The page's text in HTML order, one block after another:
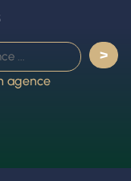
agence